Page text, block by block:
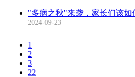
"多病之秋"来袭，家长们该如
2024-09-23
1
2
3
22